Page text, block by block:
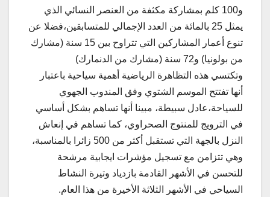
و100 كلم بمشاركة مكثفة من العنصر النسائي الذي
يمثل 25 بالمائة من العدد الإجمالي للمتسابقين،فضلا عن
تنوع أعمار المشاركين التي تتراوح بين 15 سنة (مشارك
من بولونيا) و72 سنة (مشارك من الدنمارك)
وتكتسي هذه التظاهرة الرياضية أهمية سياحية باعتبار
أنها تفتتح الموسم الشتوي وفق المندوب الجهوي
للسياحة،عادل سبيطة، مبينا أنها تساهم بشكل أساسي
في الترويج للمنتوج الصحراوي، كما تساهم في إنعاش
النزل بالجهة التي تستقبل أكثر من 500 زائرا بالمناسبة،
وهي تتزامن مع تسجيل مؤشرات ايجابية مرشحة
للتحسن في الأشهر القادمة بازدياد وتيرة النشاط
السياحي في الأشهر الثلاثة الأخيرة من هذا العام.